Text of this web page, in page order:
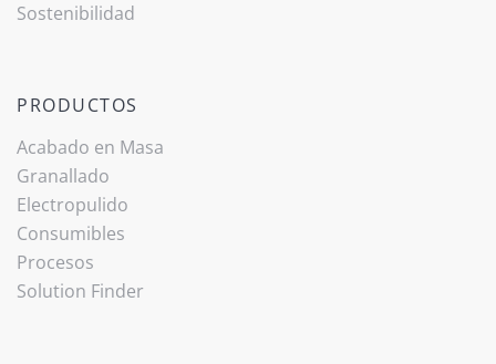
Sostenibilidad
PRODUCTOS
Acabado ­en Masa
Granallado
Electropulido
Consumibles
Procesos
Solution Finder